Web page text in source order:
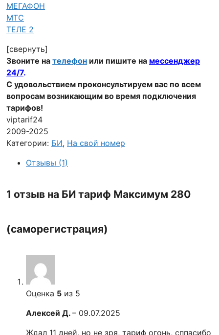
МЕГАФОН
МТС
ТЕЛЕ 2
[свернуть]
Звоните на телефон или пишите на мессенджер
24/7.
С удовольствием проконсультируем вас по всем
вопросам возникающим во время подключения
тарифов!
viptarif24
2009-2025
Категории: БИ, На свой номер
Отзывы (1)
1 отзыв на БИ тариф Максимум 280
(саморегистрация)
Оценка 5 из 5
Алексей Д. – 09.07.2025
Ждал 11 дней, но не зря, тариф огонь, сппасибо